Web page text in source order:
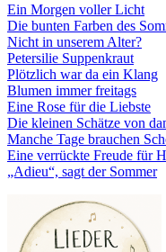
Ein Morgen voller Licht
Die bunten Farben des
Nicht in unserem Alter?
Petersilie Suppenkraut
Plötzlich war da ein Klang
Blumen immer freitags
Eine Rose für die Liebste
Die kleinen Schätze von
Manche Tage brauchen
Eine verrückte Freude für
„Adieu“, sagt der Sommer